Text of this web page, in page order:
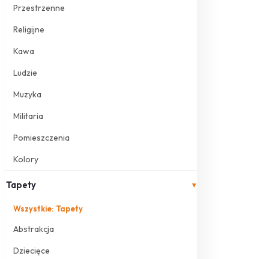
Przestrzenne
Religijne
Kawa
Ludzie
Muzyka
Militaria
Pomieszczenia
Kolory
Tapety ▾
Wszystkie: Tapety
Abstrakcja
Dziecięce